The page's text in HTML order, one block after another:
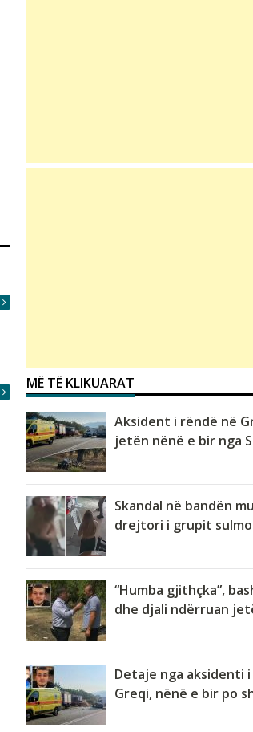
MË TË KLIKUARAT
Aksident i rëndë në
jetën nënë e bir nga
Skandal në bandën
drejtori i grupit
“Humba gjithçka”,
dhe djali ndërruan
Detaje nga aksidenti
Greqi, nënë e bir po